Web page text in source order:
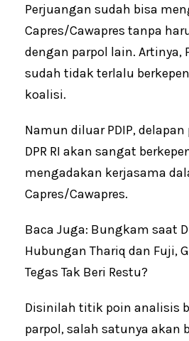
Perjuangan sudah bisa
Capres/Cawapres tanpa
dengan parpol lain. Artinya,
sudah tidak terlalu
koalisi.
Namun diluar PDIP,
DPR RI akan sangat
mengadakan kerjasama
Capres/Cawapres.
Baca Juga: Bungkam saat
Hubungan Thariq dan Fuji,
Tegas Tak Beri Restu?
Disinilah titik poin analisis
parpol, salah satunya akan